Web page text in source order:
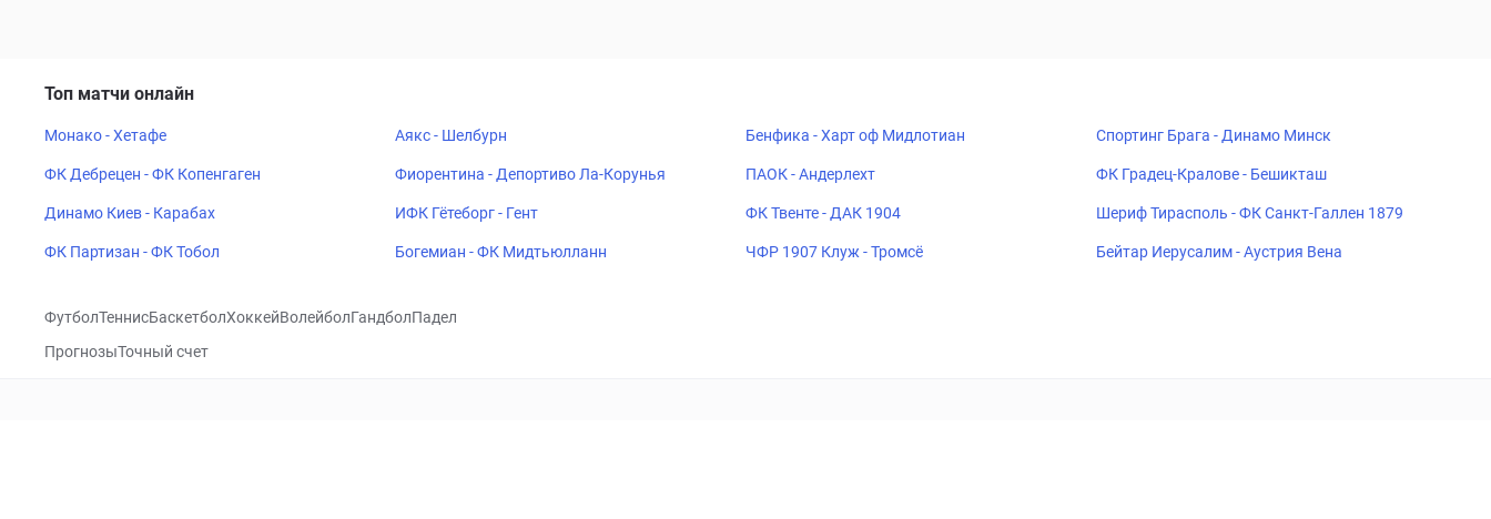
Топ матчи онлайн
Монако - Хетафе Аякс - Шелбурн Бенфика - Харт оф Мидлотиан Спортинг Брага - Динамо Минск
ФК Дебрецен - ФК Копенгаген Фиорентина - Депортиво Ла-Корунья ПАОК - Андерлехт ФК Градец-Кралове - Бешикташ
Динамо Киев - Карабах ИФК Гётеборг - Гент ФК Твенте - ДАК 1904 Шериф Тирасполь - ФК Санкт-Галлен 1879
ФК Партизан - ФК Тобол Богемиан - ФК Мидтьюлланн ЧФР 1907 Клуж - Тромсё Бейтар Иерусалим - Аустрия Вена
ФутболТеннисБаскетболХоккейВолейболГандболПадел
ПрогнозыТочный счет